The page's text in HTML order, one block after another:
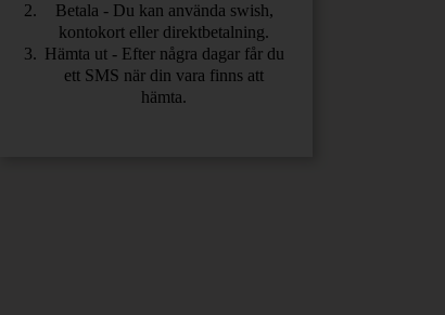
Betala - Du kan använda swish,
kontokort eller direktbetalning.
Hämta ut - Efter några dagar får du
ett SMS när din vara finns att
hämta.